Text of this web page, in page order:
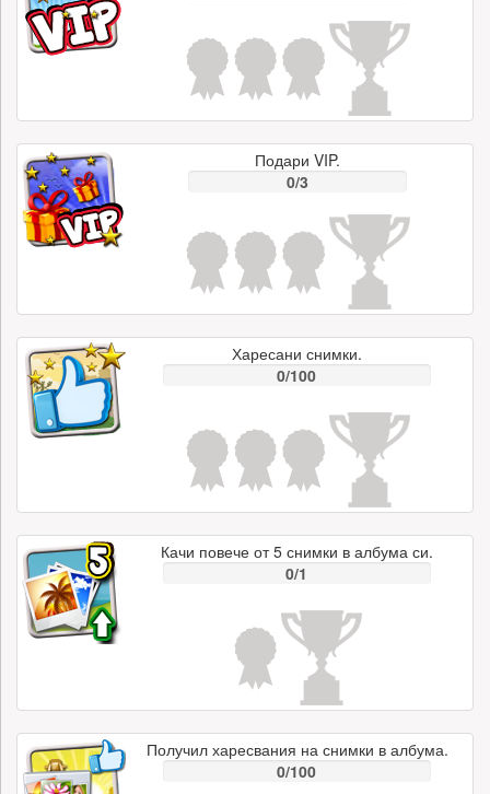
Подари VIP.
0/3
Харесани снимки.
0/100
Качи повече от 5 снимки в албума си.
0/1
Получил харесвания на снимки в албума.
0/100